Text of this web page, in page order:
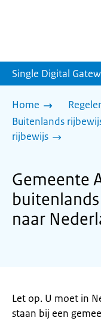
Single Digital
Home
Buitenlands
rijbewijs
Gemeente
naar
Let op. U moet in
staan bij een